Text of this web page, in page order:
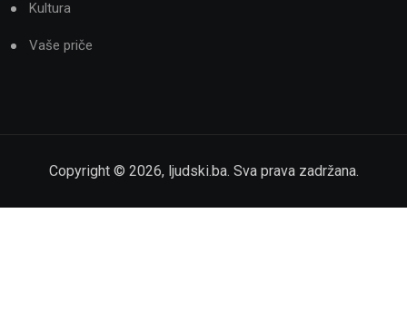
Kultura
Vaše priče
Copyright © 2026, ljudski.ba. Sva prava zadržana.